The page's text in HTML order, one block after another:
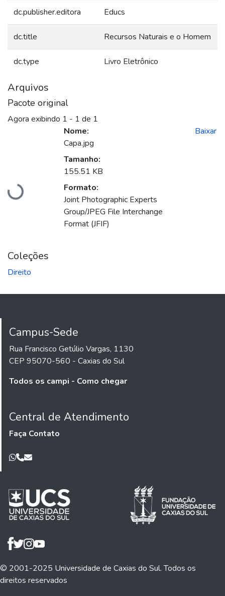
dc.publisher.editora Educs
dc.title Recursos Naturais e o Homem
dc.type Livro Eletrônico
Arquivos
Pacote original
Agora exibindo 1 - 1 de 1
Carregando...
Nome:
Capa.jpg
Tamanho:
155.51 KB
Formato:
Joint Photographic Experts
Group/JPEG File Interchange
Format (JFIF)
Baixar
Coleções
Direito
Campus-Sede
Rua Francisco Getúlio Vargas, 1130
CEP 95070-560 - Caxias do Sul
Todos os campi - Como chegar
Central de Atendimento
Faça Contato
© 2001-2025 Universidade de Caxias do Sul. Todos os
direitos reservados